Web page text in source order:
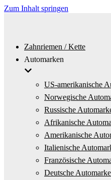
Zum Inhalt springen
Zahnriemen / Kette
Automarken
US-amerikanische
Norwegische
Russische
Afrikanische
Amerikanische
Italienische
Französische
Deutsche